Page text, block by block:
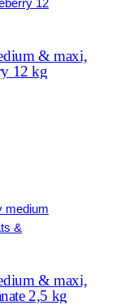
& maxi,
12 kg
& maxi,
2,5 kg